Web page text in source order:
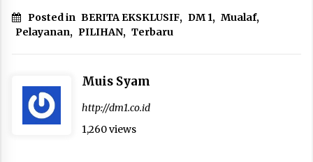
Posted in BERITA EKSKLUSIF, DM 1, Mualaf,
Pelayanan, PILIHAN, Terbaru
Muis Syam
http://dm1.co.id
1,260 views